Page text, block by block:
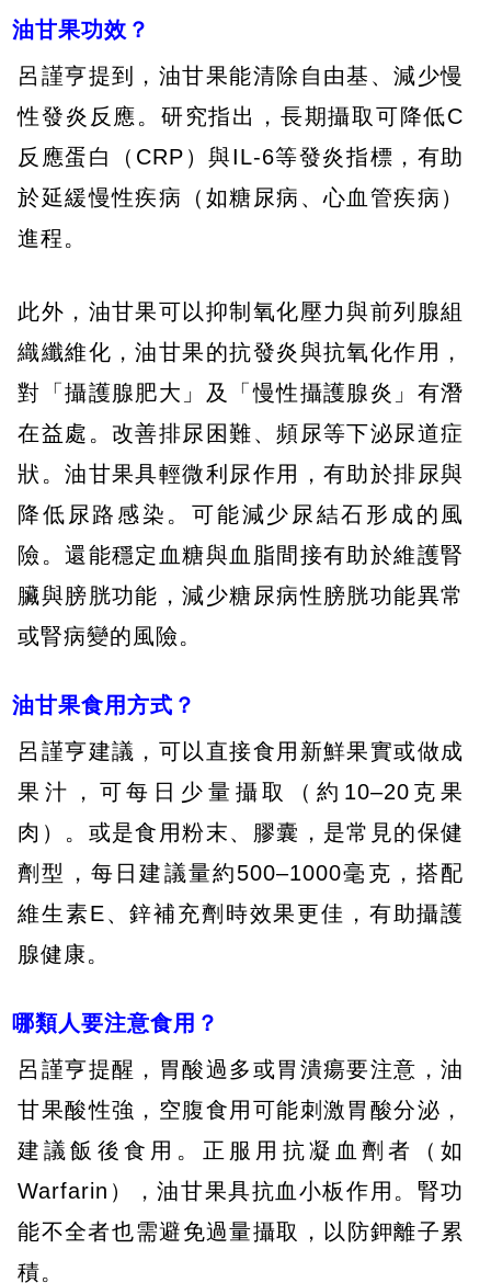
油甘果功效？
呂謹亨提到，油甘果能清除自由基、減少慢
性發炎反應。研究指出，長期攝取可降低C
反應蛋白（CRP）與IL-6等發炎指標，有助
於延緩慢性疾病（如糖尿病、心血管疾病）
進程。
此外，油甘果可以抑制氧化壓力與前列腺組
織纖維化，油甘果的抗發炎與抗氧化作用，
對「攝護腺肥大」及「慢性攝護腺炎」有潛
在益處。改善排尿困難、頻尿等下泌尿道症
狀。油甘果具輕微利尿作用，有助於排尿與
降低尿路感染。可能減少尿結石形成的風
險。還能穩定血糖與血脂間接有助於維護腎
臟與膀胱功能，減少糖尿病性膀胱功能異常
或腎病變的風險。
油甘果食用方式？
呂謹亨建議，可以直接食用新鮮果實或做成
果汁，可每日少量攝取（約10–20克果
肉）。或是食用粉末、膠囊，是常見的保健
劑型，每日建議量約500–1000毫克，搭配
維生素E、鋅補充劑時效果更佳，有助攝護
腺健康。
哪類人要注意食用？
呂謹亨提醒，胃酸過多或胃潰瘍要注意，油
甘果酸性強，空腹食用可能刺激胃酸分泌，
建議飯後食用。正服用抗凝血劑者（如
Warfarin）​，油甘果具抗血小板作用。腎功
能不全者​也需避免過量攝取，以防鉀離子累
積。